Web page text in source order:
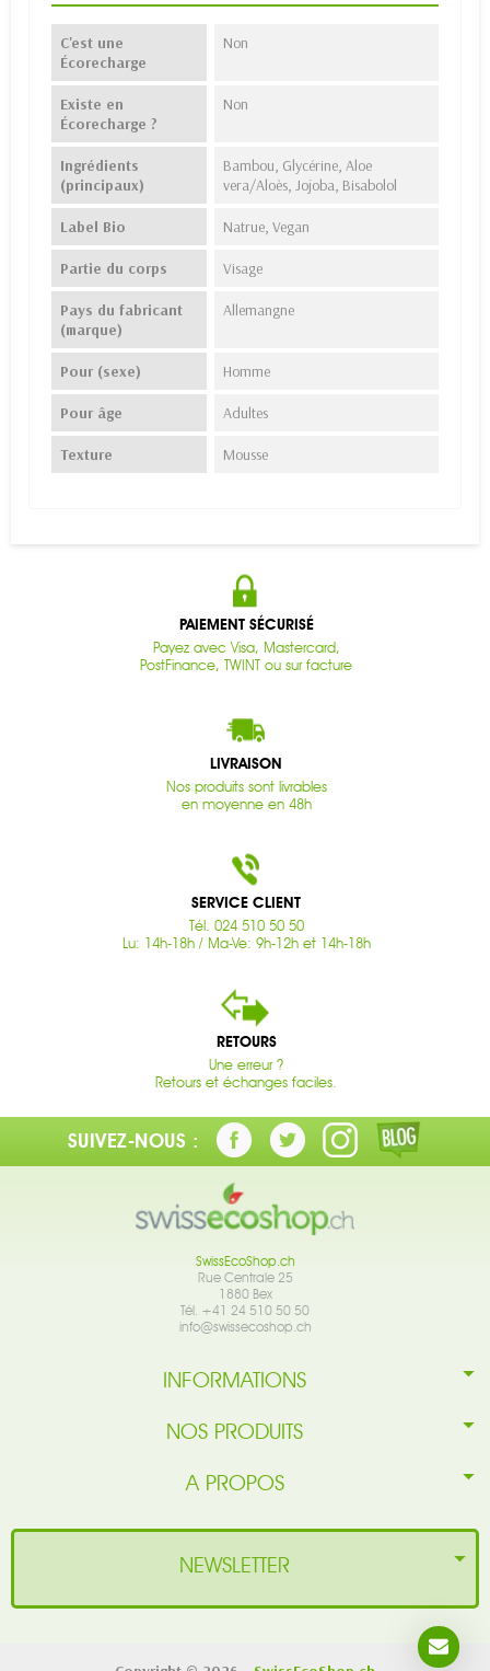
C'est une
Écorecharge
Non
Existe en
Écorecharge ?
Non
Ingrédients
(principaux)
Bambou, Glycérine, Aloe
vera/Aloès, Jojoba, Bisabolol
Label Bio Natrue, Vegan
Partie du corps Visage
Pays du fabricant
(marque)
Allemangne
Pour (sexe) Homme
Pour âge Adultes
Texture Mousse
PAIEMENT SÉCURISÉ
Payez avec Visa, Mastercard,
PostFinance, TWINT ou sur facture
LIVRAISON
Nos produits sont livrables
en moyenne en 48h
SERVICE CLIENT
Tél. 024 510 50 50
Lu: 14h-18h / Ma-Ve: 9h-12h et 14h-18h
RETOURS
Une erreur ?
Retours et échanges faciles.
SUIVEZ-NOUS :
SwissEcoShop.ch
Rue Centrale 25
1880 Bex
Tél. +41 24 510 50 50
info@swissecoshop.ch
INFORMATIONS
NOS PRODUITS
A PROPOS
NEWSLETTER